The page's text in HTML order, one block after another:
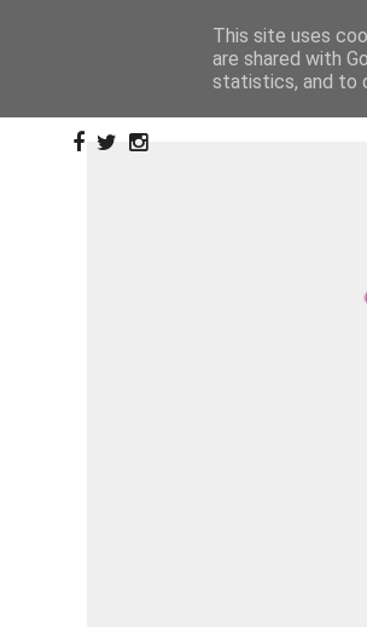
This site uses
are shared with
statistics, and to